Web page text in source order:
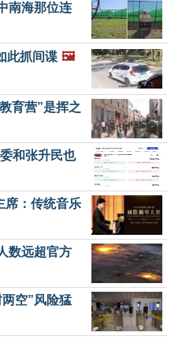
南海那位连
此抓间谍 🖼️
育营”是挥之
和张升民也
席：传统音乐
数远超官方
空”风险猛